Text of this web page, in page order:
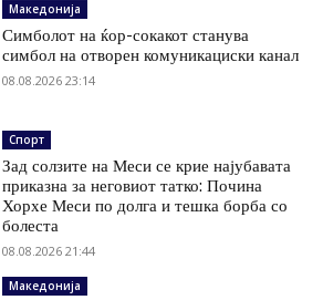
Македонија
Симболот на ќор-сокакот станува
симбол на отворен комуникациски канал
08.08.2026 23:14
Спорт
Зад солзите на Меси се крие најубавата
приказна за неговиот татко: Почина
Хорхе Меси по долга и тешка борба со
болеста
08.08.2026 21:44
Македонија